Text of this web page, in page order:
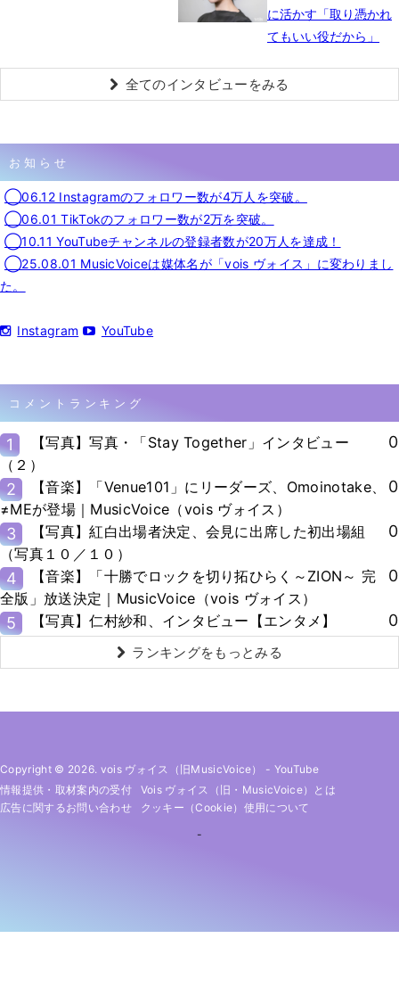
に活かす「取り憑かれ
てもいい役だから」
全てのインタビューをみる
お知らせ
◯06.12 Instagramのフォロワー数が4万人を突破。
◯06.01 TikTokのフォロワー数が2万を突破。
◯10.11 YouTubeチャンネルの登録者数が20万人を達成！
◯25.08.01 MusicVoiceは媒体名が「vois ヴォイス」に変わりまし
た。
Instagram YouTube
コメントランキング
1
【写真】写真・「Stay Together」インタビュー
（２）
0
2
【音楽】「Venue101」にリーダーズ、Omoinotake、
≠MEが登場｜MusicVoice（vois ヴォイス）
0
3
【写真】紅白出場者決定、会見に出席した初出場組
（写真１０／１０）
0
4
【音楽】「十勝でロックを切り拓ひらく～ZION～ 完
全版」放送決定｜MusicVoice（vois ヴォイス）
0
5 【写真】仁村紗和、インタビュー【エンタメ】 0
ランキングをもっとみる
Copyright © 2026. vois ヴォイス（旧MusicVoice） - YouTube
情報提供・取材案内の受付
Vois ヴォイス（旧・MusicVoice）とは
広告に関するお問い合わせ
クッキー（cookie）使用について
-